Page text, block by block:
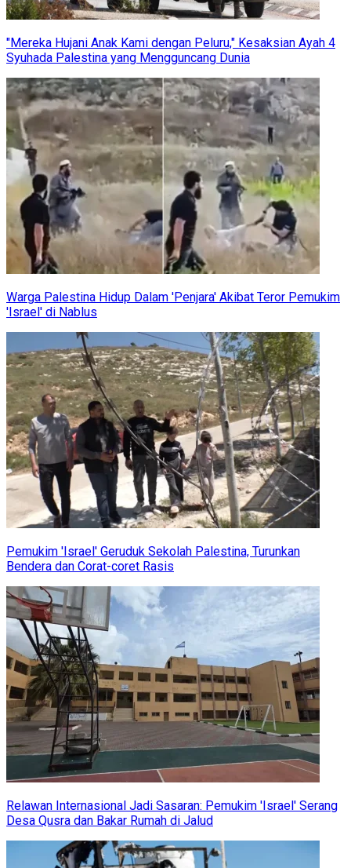
"Mereka Hujani Anak Kami dengan Peluru," Kesaksian Ayah 4
Syuhada Palestina yang Mengguncang Dunia
Warga Palestina Hidup Dalam 'Penjara' Akibat Teror Pemukim
'Israel' di Nablus
Pemukim 'Israel' Geruduk Sekolah Palestina, Turunkan
Bendera dan Corat-coret Rasis
Relawan Internasional Jadi Sasaran: Pemukim 'Israel' Serang
Desa Qusra dan Bakar Rumah di Jalud